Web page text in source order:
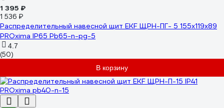
1 395 ₽
1 536 ₽
Распределительный навесной щит EKF ЩРН-ПГ- 5 155х119х89
PROxima IP65 Pb65-n-pg-5
4.7
(50)
В корзину